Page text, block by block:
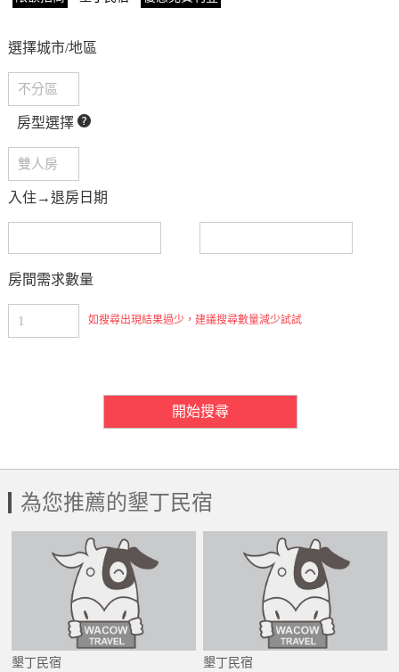
選擇城市/地區
房型選擇
入住→退房日期
房間需求數量
如搜尋出現結果過少，建議搜尋數量減少試試
開始搜尋
為您推薦的墾丁民宿
墾丁民宿 墾丁民宿